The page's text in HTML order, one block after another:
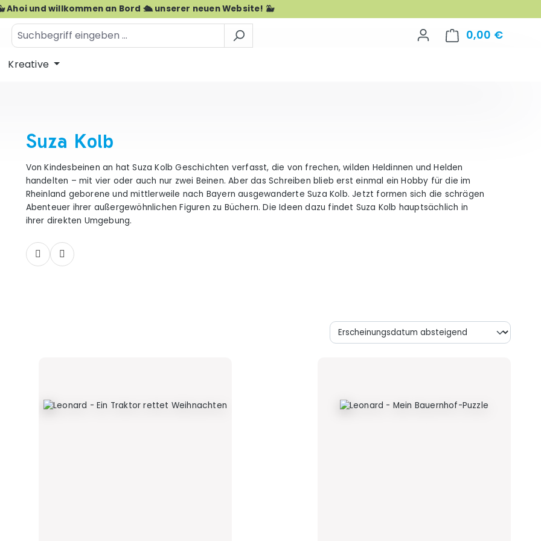
Ahoi und willkommen an Bord 🛳️ unserer neuen Website! 🐳
0,00 €
Kreative
Suza Kolb
Von Kindesbeinen an hat Suza Kolb Geschichten verfasst, die von frechen, wilden Heldinnen und Helden
handelten – mit vier oder auch nur zwei Beinen. Aber das Schreiben blieb erst einmal ein Hobby für die im
Rheinland geborene und mittlerweile nach Bayern ausgewanderte Suza Kolb. Jetzt formen sich die schrägen
Abenteuer ihrer außergewöhnlichen Figuren zu Büchern. Die Ideen dazu findet Suza Kolb hauptsächlich in
ihrer direkten Umgebung.